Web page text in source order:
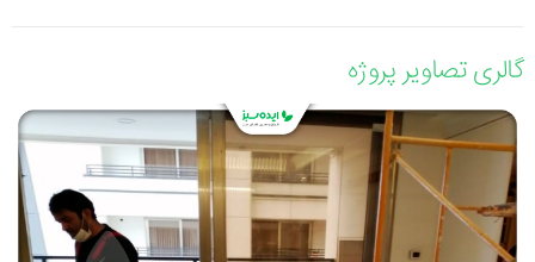
گالری تصاویر پروژه